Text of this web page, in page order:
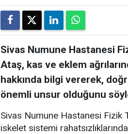
Sivas Numune Hastanesi
Ataş, kas ve eklem
hakkında bilgi vererek,
önemli unsur olduğunu
Sivas Numune Hastanesi Fizik
iskelet sistemi